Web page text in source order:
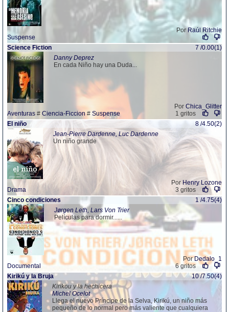
PorRaúl Ritchie
Suspense
Science Fiction
7 /0.00(1)
Danny Deprez
En cada Niño hay una Duda...
Por Chica_Glitter
Aventuras # Ciencia-Ficcion # Suspense
1 gritos
El niño
8 /4.50(2)
Jean-Pierre Dardenne, Luc Dardenne
Un niño grande
Por Henry Lozone
Drama
3 gritos
Cinco condiciones
1 /4.75(4)
Jørgen Leth, Lars Von Trier
Películas para dormir......
PorDedalo_1
Documental
6 gritos
Kirikú y la Bruja
10 /7.50(4)
Kirikou y la hechicera
Michel Ocelot
Llega el nuevo Príncipe de la Selva, Kirikú, un niño más
pequeño de lo normal pero más valiente que cualquiera